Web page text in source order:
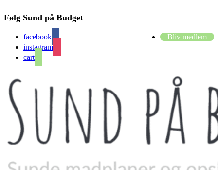
Følg Sund på Budget
facebook
instagram
cart
Bliv medlem